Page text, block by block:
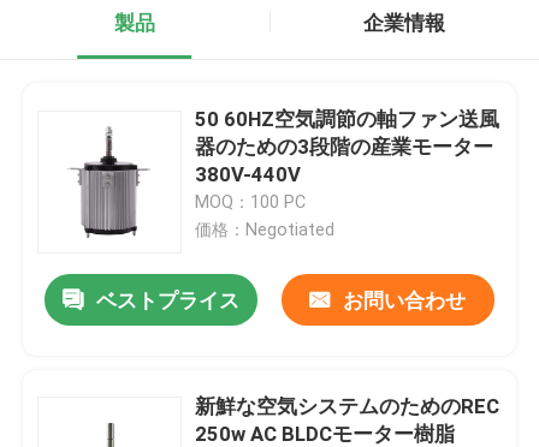
製品 企業情報
50 60HZ空気調節の軸ファン送風
器のための3段階の産業モーター
380V-440V
MOQ：100 PC
価格：Negotiated
ベストプライス お問い合わせ
新鮮な空気システムのためのREC
250w AC BLDCモーター樹脂